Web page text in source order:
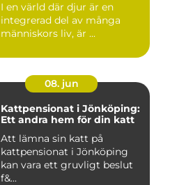
I en värld där djur är en
integrerad del av många
människors liv, är ...
08. jun
Kattpensionat i Jönköping:
Ett andra hem för din katt
Att lämna sin katt på
kattpensionat i Jönköping
kan vara ett gruvligt beslut
f&...